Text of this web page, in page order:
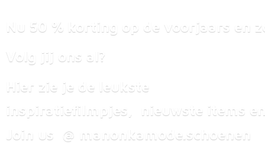
Nu 50 % korting op de voorjaars en
Volg jij ons al?
Hier zie je de leukste
inspiratiefilmpjes, nieuwste items
Join us @ manonkamode.schoenen